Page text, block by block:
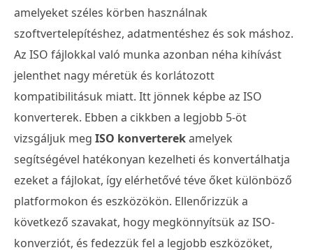
amelyeket széles körben használnak
szoftvertelepítéshez, adatmentéshez és sok máshoz.
Az ISO fájlokkal való munka azonban néha kihívást
jelenthet nagy méretük és korlátozott
kompatibilitásuk miatt. Itt jönnek képbe az ISO
konverterek. Ebben a cikkben a legjobb 5-öt
vizsgáljuk meg ISO konverterekamelyek
segítségével hatékonyan kezelheti és konvertálhatja
ezeket a fájlokat, így elérhetővé téve őket különböző
platformokon és eszközökön. Ellenőrizzük a
következő szavakat, hogy megkönnyítsük az ISO-
konverziót, és fedezzük fel a legjobb eszközöket,